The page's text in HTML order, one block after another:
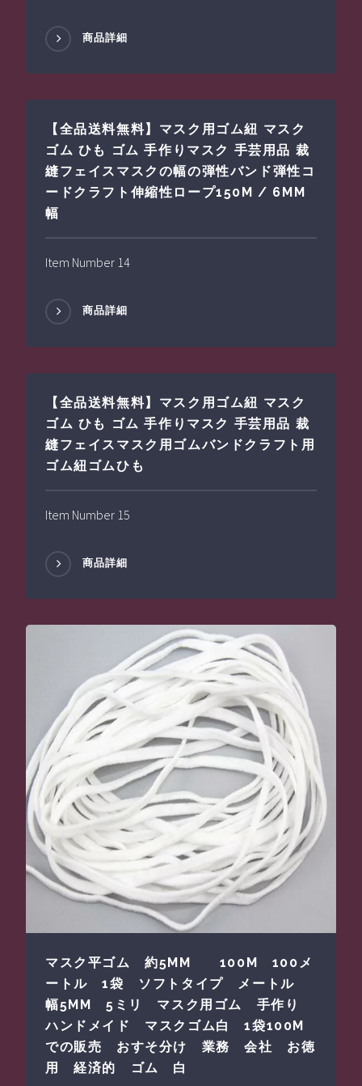
商品詳細
【全品送料無料】マスク用ゴム紐 マスク
ゴム ひも ゴム 手作りマスク 手芸用品 裁
縫フェイスマスクの幅の弾性バンド弾性コ
ードクラフト伸縮性ロープ150M / 6MM
幅
Item Number 14
商品詳細
【全品送料無料】マスク用ゴム紐 マスク
ゴム ひも ゴム 手作りマスク 手芸用品 裁
縫フェイスマスク用ゴムバンドクラフト用
ゴム紐ゴムひも
Item Number 15
商品詳細
マスク平ゴム 約5MM 100M 100メ
ートル 1袋 ソフトタイプ メートル
幅5MM 5ミリ マスク用ゴム 手作り
ハンドメイド マスクゴム白 1袋100M
での販売 おすそ分け 業務 会社 お徳
用 経済的 ゴム 白